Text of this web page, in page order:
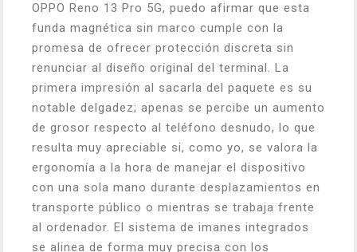
OPPO Reno 13 Pro 5G, puedo afirmar que esta
funda magnética sin marco cumple con la
promesa de ofrecer protección discreta sin
renunciar al diseño original del terminal. La
primera impresión al sacarla del paquete es su
notable delgadez; apenas se percibe un aumento
de grosor respecto al teléfono desnudo, lo que
resulta muy apreciable si, como yo, se valora la
ergonomía a la hora de manejar el dispositivo
con una sola mano durante desplazamientos en
transporte público o mientras se trabaja frente
al ordenador. El sistema de imanes integrados
se alinea de forma muy precisa con los